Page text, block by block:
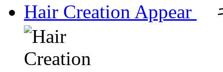
Hair Creation Appear